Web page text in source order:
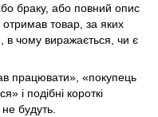
браку, або повний опис
товар, за яких
в чому виражається, чи є
працювати», «покупець
і подібні короткі
будуть.